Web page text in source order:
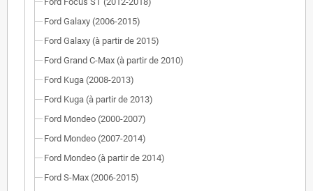
Ford Galaxy (2006-2015)
Ford Galaxy (à partir de 2015)
Ford Grand C-Max (à partir de 2010)
Ford Kuga (2008-2013)
Ford Kuga (à partir de 2013)
Ford Mondeo (2000-2007)
Ford Mondeo (2007-2014)
Ford Mondeo (à partir de 2014)
Ford S-Max (2006-2015)